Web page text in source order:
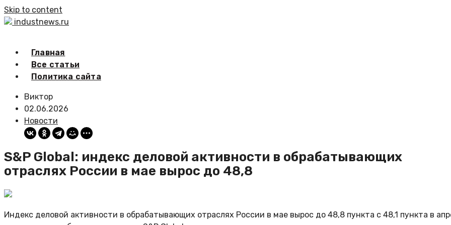
Skip to content
industnews.ru
Главная
Все статьи
Политика сайта
Виктор
02.06.2026
Новости
S&P Global: индекс деловой активности в обрабатывающих
отраслях России в мае вырос до 48,8
Индекс деловой активности в обрабатывающих отраслях России в мае вырос до 48,8 пункта с 48,1 пункта в